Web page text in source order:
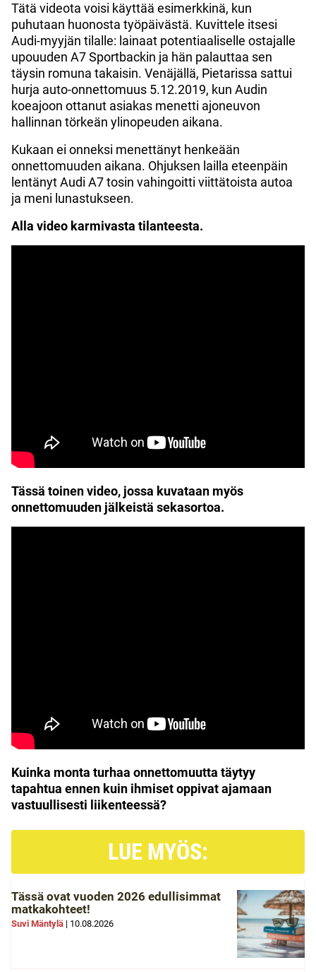
Tätä videota voisi käyttää esimerkkinä, kun
puhutaan huonosta työpäivästä. Kuvittele itsesi
Audi-myyjän tilalle: lainaat potentiaaliselle ostajalle
upouuden A7 Sportbackin ja hän palauttaa sen
täysin romuna takaisin. Venäjällä, Pietarissa sattui
hurja auto-onnettomuus 5.12.2019, kun Audin
koeajoon ottanut asiakas menetti ajoneuvon
hallinnan törkeän ylinopeuden aikana.
Kukaan ei onneksi menettänyt henkeään
onnettomuuden aikana. Ohjuksen lailla eteenpäin
lentänyt Audi A7 tosin vahingoitti viittätoista autoa
ja meni lunastukseen.
Alla video karmivasta tilanteesta.
Tässä toinen video, jossa kuvataan myös
onnettomuuden jälkeistä sekasortoa.
Kuinka monta turhaa onnettomuutta täytyy
tapahtua ennen kuin ihmiset oppivat ajamaan
vastuullisesti liikenteessä?
LUE MYÖS:
Tässä ovat vuoden 2026 edullisimmat
matkakohteet!
Suvi Mäntylä | 10.08.2026